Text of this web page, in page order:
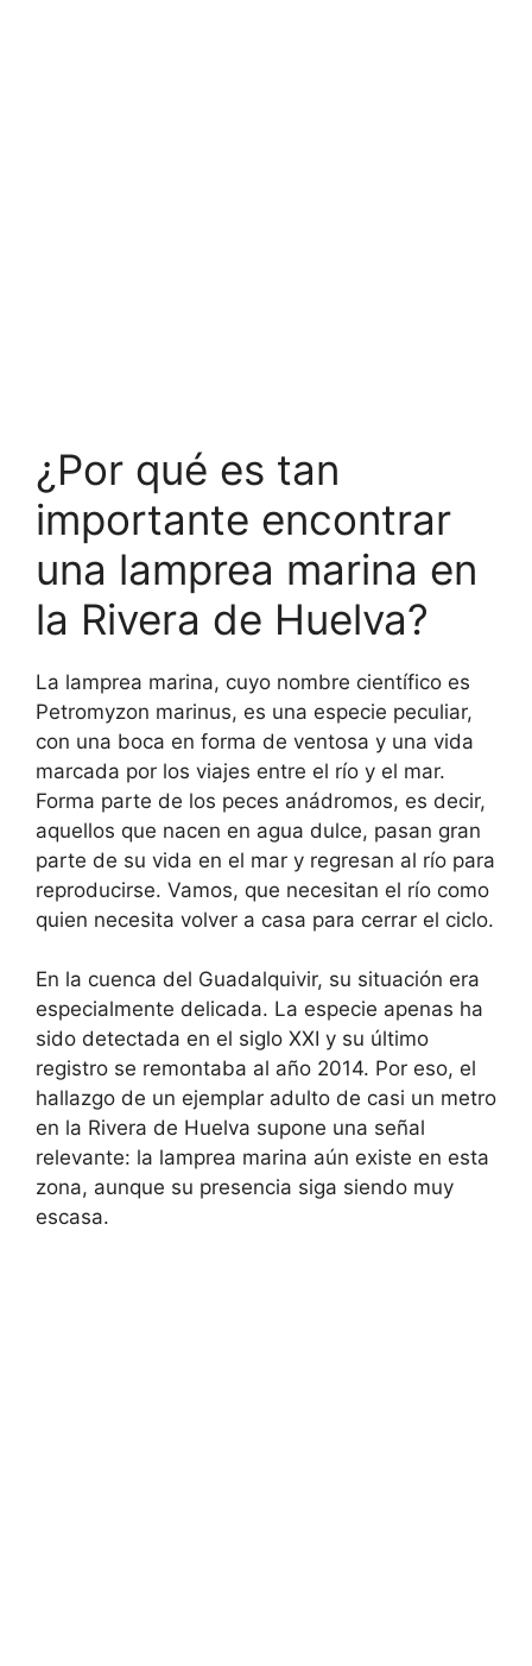
¿Por qué es tan
importante encontrar
una lamprea marina en
la Rivera de Huelva?
La lamprea marina, cuyo nombre científico es
Petromyzon marinus, es una especie peculiar,
con una boca en forma de ventosa y una vida
marcada por los viajes entre el río y el mar.
Forma parte de los peces anádromos, es decir,
aquellos que nacen en agua dulce, pasan gran
parte de su vida en el mar y regresan al río para
reproducirse. Vamos, que necesitan el río como
quien necesita volver a casa para cerrar el ciclo.
En la cuenca del Guadalquivir, su situación era
especialmente delicada. La especie apenas ha
sido detectada en el siglo XXI y su último
registro se remontaba al año 2014. Por eso, el
hallazgo de un ejemplar adulto de casi un metro
en la Rivera de Huelva supone una señal
relevante: la lamprea marina aún existe en esta
zona, aunque su presencia siga siendo muy
escasa.